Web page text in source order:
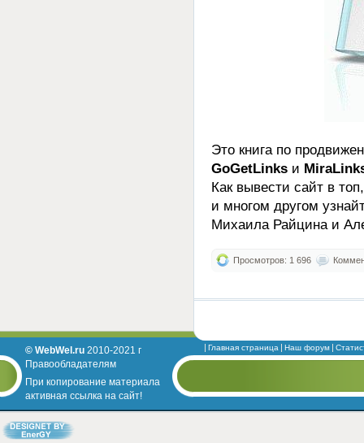
Это книга по
GoGetLinks и
Как вывести сайт в
и многом другом
Михаила Райцина и
Просмотров: 1 696
© WebWel.ru 2010-2021 г
Правообладателям
При копирование материала
активная ссылка на сайт!
Главная страница Наш форум